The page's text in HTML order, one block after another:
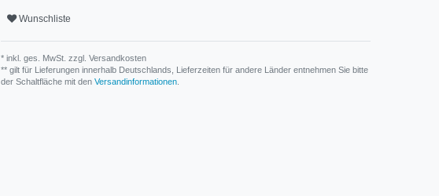
Wunschliste
* inkl. ges. MwSt. zzgl. Versandkosten
** gilt für Lieferungen innerhalb Deutschlands, Lieferzeiten für andere Länder entnehmen Sie bitte
der Schaltfläche mit den Versandinformationen